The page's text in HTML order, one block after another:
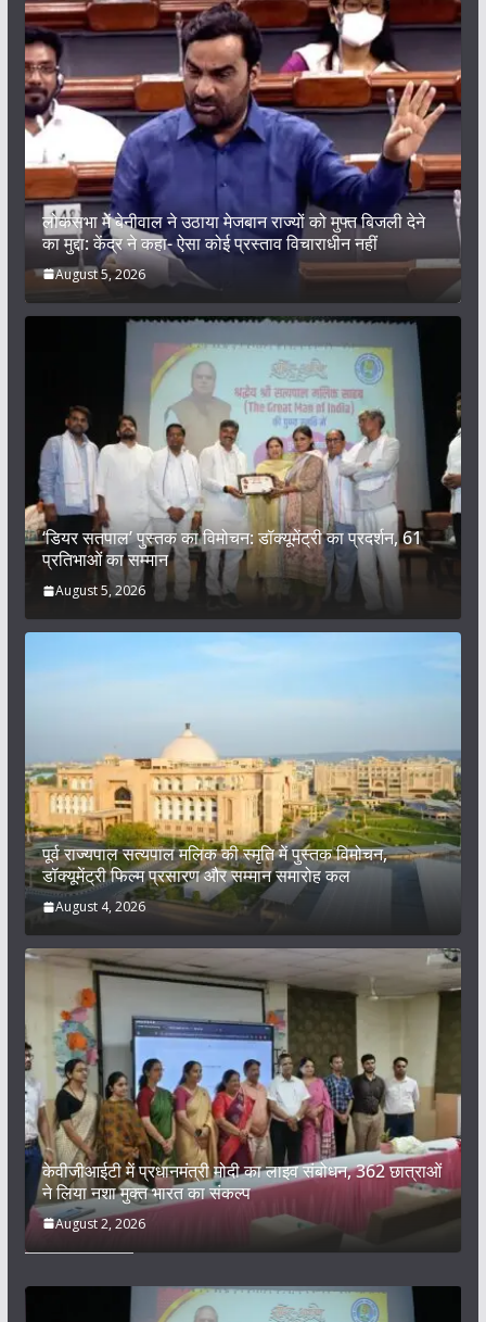
लोकसभा में बेनीवाल ने उठाया मेजबान राज्यों को मुफ्त बिजली देने
का मुद्दा: केंद्र ने कहा- ऐसा कोई प्रस्ताव विचाराधीन नहीं
August 5, 2026
‘डियर सतपाल’ पुस्तक का विमोचन: डॉक्यूमेंट्री का प्रदर्शन, 61
प्रतिभाओं का सम्मान
August 5, 2026
पूर्व राज्यपाल सत्यपाल मलिक की स्मृति में पुस्तक विमोचन,
डॉक्यूमेंट्री फिल्म प्रसारण और सम्मान समारोह कल
August 4, 2026
केवीजीआईटी में प्रधानमंत्री मोदी का लाइव संबोधन, 362 छात्राओं
ने लिया नशा मुक्त भारत का संकल्प
August 2, 2026